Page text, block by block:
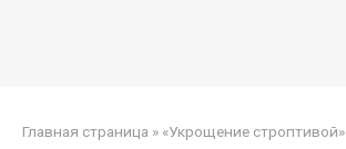
Главная страница » «Укрощение строптивой»